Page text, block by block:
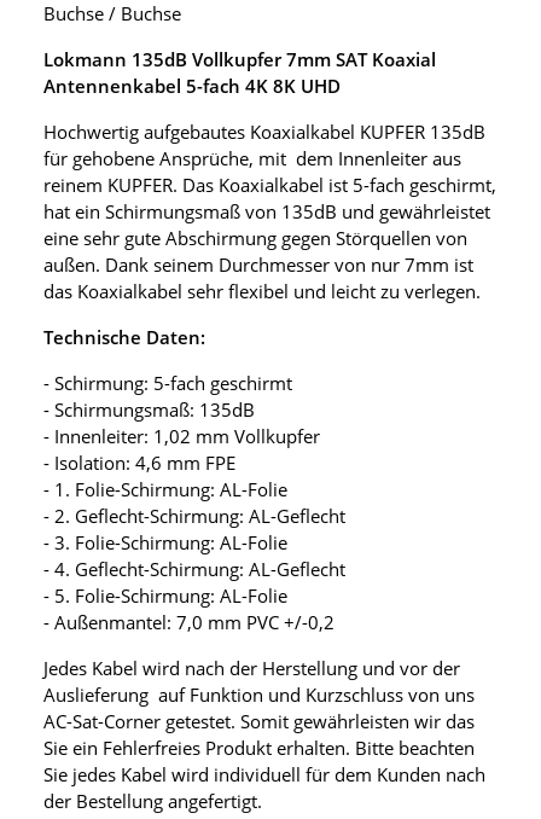
Buchse / Buchse
Lokmann 135dB Vollkupfer 7mm SAT Koaxial
Antennenkabel 5-fach 4K 8K UHD
Hochwertig aufgebautes Koaxialkabel KUPFER 135dB
für gehobene Ansprüche, mit dem Innenleiter aus
reinem KUPFER. Das Koaxialkabel ist 5-fach geschirmt,
hat ein Schirmungsmaß von 135dB und gewährleistet
eine sehr gute Abschirmung gegen Störquellen von
außen. Dank seinem Durchmesser von nur 7mm ist
das Koaxialkabel sehr flexibel und leicht zu verlegen.
Technische Daten:
- Schirmung: 5-fach geschirmt
- Schirmungsmaß: 135dB
- Innenleiter: 1,02 mm Vollkupfer
- Isolation: 4,6 mm FPE
- 1. Folie-Schirmung: AL-Folie
- 2. Geflecht-Schirmung: AL-Geflecht
- 3. Folie-Schirmung: AL-Folie
- 4. Geflecht-Schirmung: AL-Geflecht
- 5. Folie-Schirmung: AL-Folie
- Außenmantel: 7,0 mm PVC +/-0,2
Jedes Kabel wird nach der Herstellung und vor der
Auslieferung auf Funktion und Kurzschluss von uns
AC-Sat-Corner getestet. Somit gewährleisten wir das
Sie ein Fehlerfreies Produkt erhalten. Bitte beachten
Sie jedes Kabel wird individuell für dem Kunden nach
der Bestellung angefertigt.